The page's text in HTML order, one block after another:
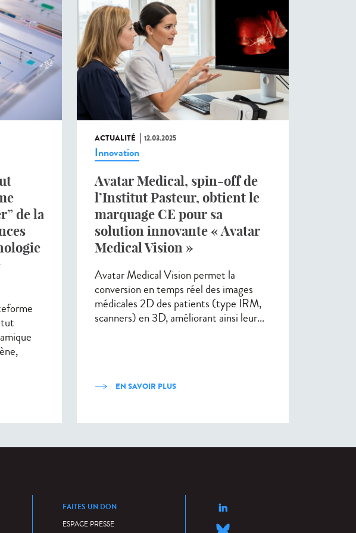
de la
ACTUALITÉ 12.03.2025
Innovation
Avatar Medical, spin-off de
l’Institut Pasteur, obtient le
marquage CE pour sa
solution innovante « Avatar
Medical Vision »
Avatar Medical Vision permet la
conversion en temps réel des images
médicales 2D des patients (type IRM,
scanners) en 3D, améliorant ainsi leur...
EN SAVOIR PLUS
FAITES UN DON
ESPACE PRESSE